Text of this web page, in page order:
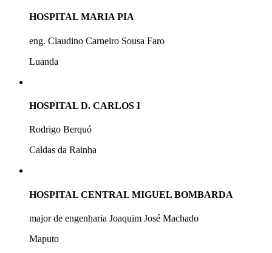
HOSPITAL MARIA PIA
eng. Claudino Carneiro Sousa Faro
Luanda
HOSPITAL D. CARLOS I
Rodrigo Berquó
Caldas da Rainha
HOSPITAL CENTRAL MIGUEL BOMBARDA
major de engenharia Joaquim José Machado
Maputo